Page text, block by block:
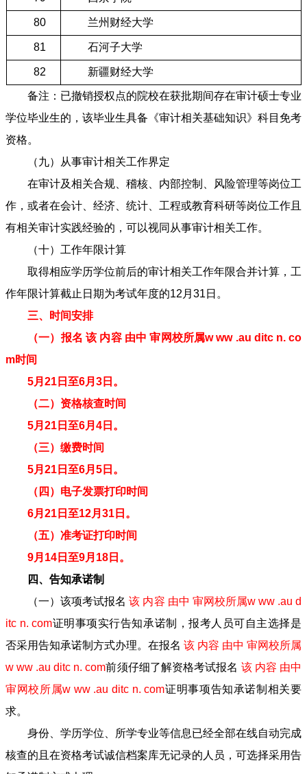
80 兰州财经大学
81 石河子大学
82 新疆财经大学
备注：已撤销授权点的院校在获批期间存在审计硕士专业
学位毕业生的，该毕业生具备《审计相关基础知识》科目免考
资格。
（九）从事审计相关工作界定
在审计及相关合规、稽核、内部控制、风险管理等岗位工
作，或者在会计、经济、统计、工程或教育科研等岗位工作且
有相关审计实践经验的，可以视同从事审计相关工作。
（十）工作年限计算
取得相应学历学位前后的审计相关工作年限合并计算，工
作年限计算截止日期为考试年度的12月31日。
三、时间安排
（一）报名 该 内容 由中 审网校所属w ww .au ditc n. co
m时间
5月21日至6月3日。
（二）资格核查时间
5月21日至6月4日。
（三）缴费时间
5月21日至6月5日。
（四）电子发票打印时间
6月21日至12月31日。
（五）准考证打印时间
9月14日至9月18日。
四、告知承诺制
（一）该项考试报名 该 内容 由中 审网校所属w ww .au d
itc n. com证明事项实行告知承诺制，报考人员可自主选择是
否采用告知承诺制方式办理。在报名 该 内容 由中 审网校所属
w ww .au ditc n. com前须仔细了解资格考试报名 该 内容 由中
审网校所属w ww .au ditc n. com证明事项告知承诺制相关要
求。
身份、学历学位、所学专业等信息已经全部在线自动完成
核查的且在资格考试诚信档案库无记录的人员，可选择采用告